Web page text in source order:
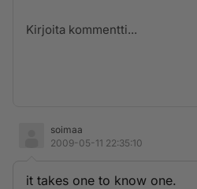
soimaa
2009-05-11 22:35:10
it takes one to know one.